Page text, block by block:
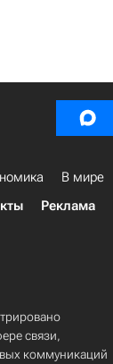
В мире
Реклама
связи,
коммуникаций